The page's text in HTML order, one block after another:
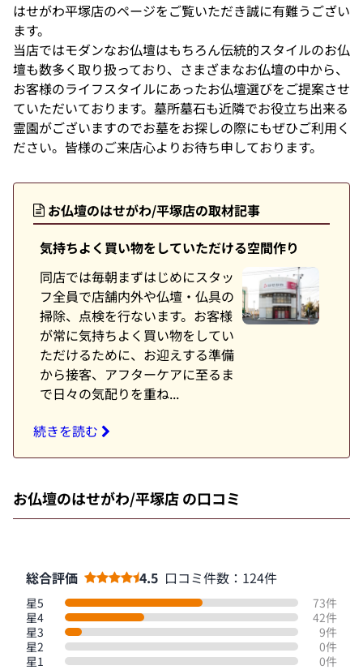
はせがわ平塚店のページをご覧いただき誠に有難うござい
ます。
当店ではモダンなお仏壇はもちろん伝統的スタイルのお仏
壇も数多く取り扱っており、さまざまなお仏壇の中から、
お客様のライフスタイルにあったお仏壇選びをご提案させ
ていただいております。墓所墓石も近隣でお役立ち出来る
霊園がございますのでお墓をお探しの際にもぜひご利用く
ださい。皆様のご来店心よりお待ち申しております。
お仏壇のはせがわ/平塚店の取材記事
気持ちよく買い物をしていただける空間作り
同店では毎朝まずはじめにスタッ
フ全員で店舗内外や仏壇・仏具の
掃除、点検を行ないます。お客様
が常に気持ちよく買い物をしてい
ただけるために、お迎えする準備
から接客、アフターケアに至るま
で日々の気配りを重ね...
続きを読む
お仏壇のはせがわ/平塚店 の口コミ
総合評価 4.5 口コミ件数：124件
星5
73件
星4
42件
星3
9件
星2
0件
星1
0件